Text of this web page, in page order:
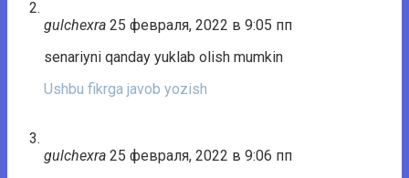
gulchexra 25 февраля, 2022 в 9:05 пп
senariyni qanday yuklab olish mumkin
Ushbu fikrga javob yozish
gulchexra 25 февраля, 2022 в 9:06 пп